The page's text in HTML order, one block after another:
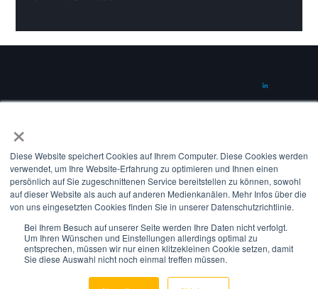
×
Diese Website speichert Cookies auf Ihrem Computer. Diese Cookies werden
verwendet, um Ihre Website-Erfahrung zu optimieren und Ihnen einen
persönlich auf Sie zugeschnittenen Service bereitstellen zu können, sowohl
auf dieser Website als auch auf anderen Medienkanälen. Mehr Infos über die
von uns eingesetzten Cookies finden Sie in unserer Datenschutzrichtlinie.
Bei Ihrem Besuch auf unserer Seite werden Ihre Daten nicht verfolgt.
Um Ihren Wünschen und Einstellungen allerdings optimal zu
entsprechen, müssen wir nur einen klitzekleinen Cookie setzen, damit
Sie diese Auswahl nicht noch einmal treffen müssen.
CONTACT
info@suena.energy
Amerigo-Vespucci-Platz 2
20457 Hamburg
Germany
©2025 all rights reserved by suena GmbH.